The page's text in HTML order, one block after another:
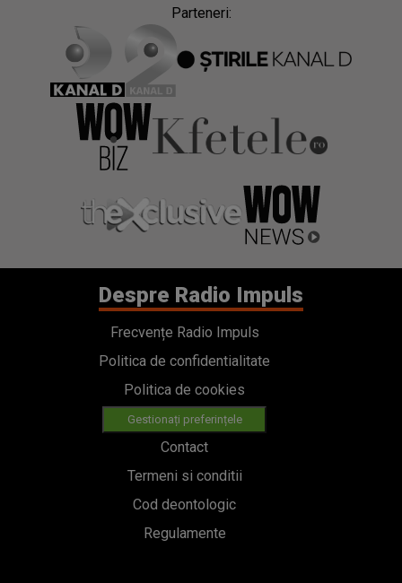
Parteneri:
Despre Radio Impuls
Frecvențe Radio Impuls
Politica de confidentialitate
Politica de cookies
Gestionați preferințele
Contact
Termeni si conditii
Cod deontologic
Regulamente